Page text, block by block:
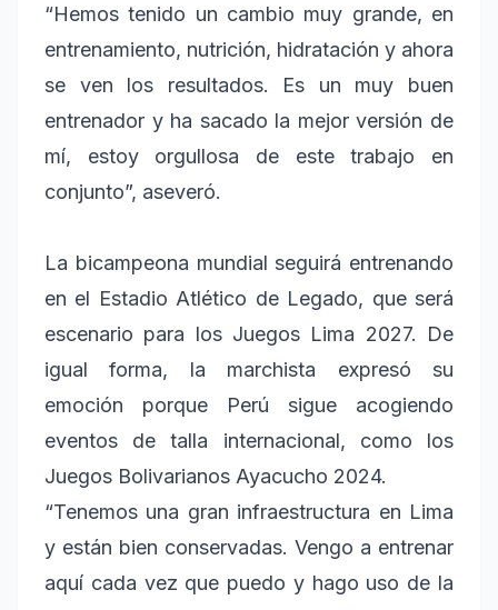
“Hemos tenido un cambio muy grande, en
entrenamiento, nutrición, hidratación y ahora
se ven los resultados. Es un muy buen
entrenador y ha sacado la mejor versión de
mí, estoy orgullosa de este trabajo en
conjunto”, aseveró.
La bicampeona mundial seguirá entrenando
en el Estadio Atlético de Legado, que será
escenario para los Juegos Lima 2027. De
igual forma, la marchista expresó su
emoción porque Perú sigue acogiendo
eventos de talla internacional, como los
Juegos Bolivarianos Ayacucho 2024.
“Tenemos una gran infraestructura en Lima
y están bien conservadas. Vengo a entrenar
aquí cada vez que puedo y hago uso de la